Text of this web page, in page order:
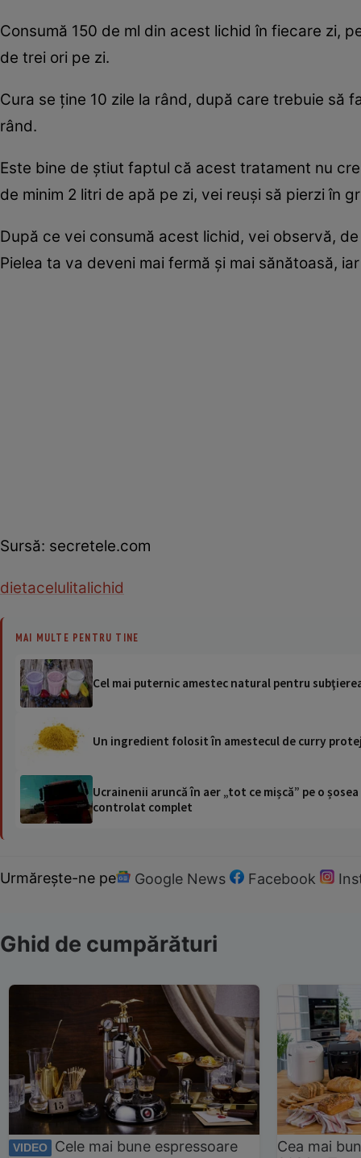
Consumă 150 de ml din acest lichid în fiecare zi,
de trei ori pe zi.
Cura se ţine 10 zile la rând, după care trebuie să
rând.
Este bine de ştiut faptul că acest tratament nu
de minim 2 litri de apă pe zi, vei reuşi să pierzi în
După ce vei consumă acest lichid, vei observă,
Pielea ta va deveni mai fermă şi mai sănătoasă,
Sursă: secretele.com
dietacelulitalichid
MAI MULTE PENTRU TINE
Cel mai puternic amestec natural pentru
Un ingredient folosit în amestecul de curry
Ucrainenii aruncă în aer „tot ce mișcă” pe o
controlat complet
Urmărește-ne pe Google News Facebook
Ghid de cumpărături
VIDEO
Cele mai bune espressoare
Cea mai